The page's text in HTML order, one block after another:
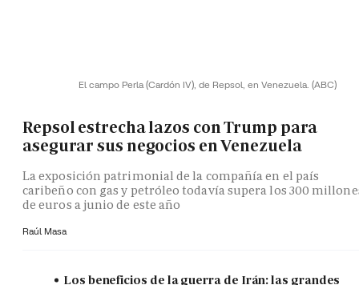
El campo Perla (Cardón IV), de Repsol, en Venezuela. (ABC)
Repsol estrecha lazos con Trump para
asegurar sus negocios en Venezuela
La exposición patrimonial de la compañía en el país
caribeño con gas y petróleo todavía supera los 300
de euros a junio de este año
Raúl Masa
Los beneficios de la guerra de Irán: las grandes